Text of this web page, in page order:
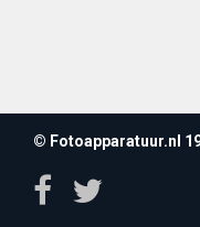
© Fotoapparatuur.nl